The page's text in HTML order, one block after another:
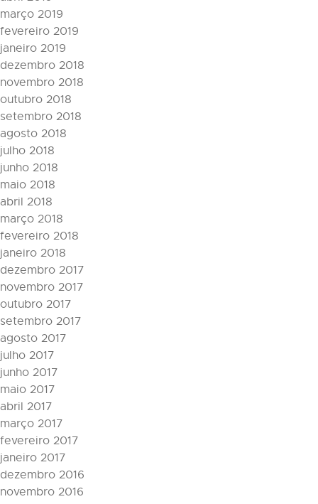
março 2019
fevereiro 2019
janeiro 2019
dezembro 2018
novembro 2018
outubro 2018
setembro 2018
agosto 2018
julho 2018
junho 2018
maio 2018
abril 2018
março 2018
fevereiro 2018
janeiro 2018
dezembro 2017
novembro 2017
outubro 2017
setembro 2017
agosto 2017
julho 2017
junho 2017
maio 2017
abril 2017
março 2017
fevereiro 2017
janeiro 2017
dezembro 2016
novembro 2016